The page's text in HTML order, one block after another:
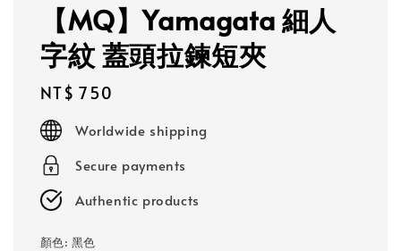
【MQ】Yamagata 細人
字紋 蓋頭拉鍊短夾
Regular
price
NT$ 750
Worldwide shipping
Secure payments
Authentic products
顏色: 黑色